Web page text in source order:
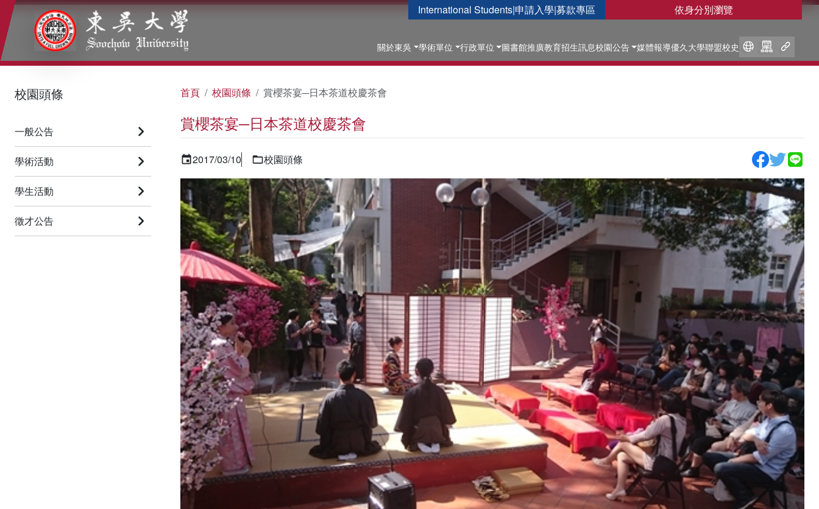
International Students|申請入學|募款專區 依身分別瀏覽
關於東吳 學術單位 行政單位 圖書館推廣教育招生訊息校園公告 媒體報導優久大學聯盟校史
:::
校園頭條
一般公告
學術活動
學生活動
徵才公告
首頁 校園頭條 賞櫻茶宴─日本茶道校慶茶會
賞櫻茶宴─日本茶道校慶茶會
2017/03/10 校園頭條